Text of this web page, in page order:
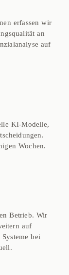
erfassen wir
an
auf
KI-Modelle,
Wochen.
Betrieb. Wir
auf
bei